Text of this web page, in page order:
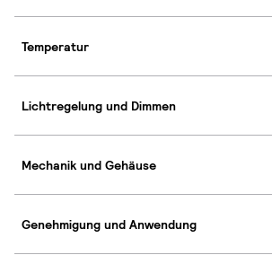
Temperatur
Lichtregelung und Dimmen
Mechanik und Gehäuse
Genehmigung und Anwendung